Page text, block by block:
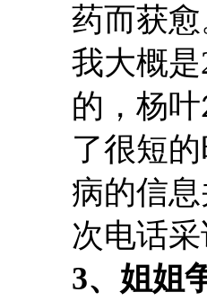
药而获愈
我大概是
的，杨叶
了很短
病的信息
次电话
3、 姐姐